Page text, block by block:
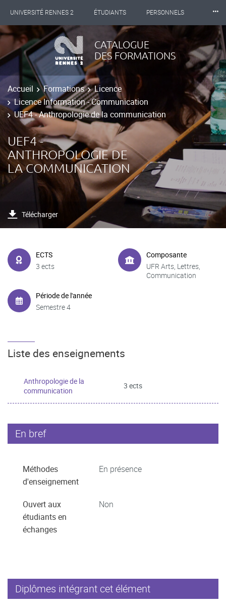
UNIVERSITÉ RENNES 2 ÉTUDIANTS PERSONNELS
INTERNATIONAL PROFESSIONNELS BIBLIOTHÈQUES
LES NOUVELLES DE RENNES 2
⸱⸱⸱
CATALOGUE
DES FORMATIONS
Accueil Formations
Licence
Licence Information - Communication
UEF4 - Anthropologie de la communication
UEF4 -
ANTHROPOLOGIE DE
LA COMMUNICATION
Télécharger
ECTS
3 ects
Composante
UFR Arts, Lettres,
Communication
Période de l'année
Semestre 4
Liste des enseignements
Anthropologie de la
communication
3 ects
En bref
Méthodes
d'enseignement
En présence
Ouvert aux
étudiants en
échanges
Non
Diplômes intégrant cet élément